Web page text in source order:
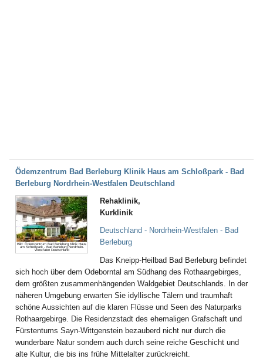
Ödemzentrum Bad Berleburg Klinik Haus am Schloßpark - Bad
Berleburg Nordrhein-Westfalen Deutschland
Bild: Ödemzentrum Bad Berleburg Klinik Haus
am Schloßpark - Bad Berleburg Nordrhein-
Westfalen Deutschland
Rehaklinik,
Kurklinik
Deutschland - Nordrhein-Westfalen - Bad
Berleburg
Das Kneipp-Heilbad Bad Berleburg befindet
sich hoch über dem Odeborntal am Südhang des Rothaargebirges,
dem größten zusammenhängenden Waldgebiet Deutschlands. In der
näheren Umgebung erwarten Sie idyllische Tälern und traumhaft
schöne Aussichten auf die klaren Flüsse und Seen des Naturparks
Rothaargebirge. Die Residenzstadt des ehemaligen Grafschaft und
Fürstentums Sayn-Wittgenstein bezauberd nicht nur durch die
wunderbare Natur sondern auch durch seine reiche Geschicht und
alte Kultur, die bis ins frühe Mittelalter zurückreicht.